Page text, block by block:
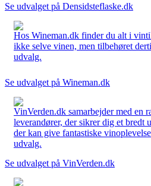
Se udvalget på Densidsteflaske.dk
Hos Wineman.dk finder du alt i
ikke selve vinen, men tilbehøret
udvalg.
Se udvalget på Wineman.dk
VinVerden.dk samarbejder med en
leverandører, der sikrer dig et bredt
der kan give fantastiske
udvalg.
Se udvalget på VinVerden.dk